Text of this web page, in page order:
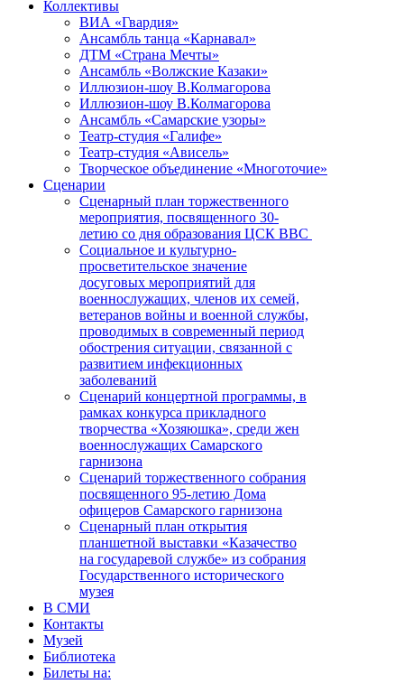
Коллективы
ВИА «Гвардия»
Ансамбль танца «Карнавал»
ДТМ «Страна Мечты»
Ансамбль «Волжские Казаки»
Иллюзион-шоу В.Колмагорова
Иллюзион-шоу В.Колмагорова
Ансамбль «Самарские узоры»
Театр-студия «Галифе»
Театр-студия «Ависель»
Творческое объединение «Многоточие»
Сценарии
Сценарный план торжественного
мероприятия, посвященного 30-
летию со дня образования ЦСК ВВС
Социальное и культурно-
просветительское значение
досуговых мероприятий для
военнослужащих, членов их семей,
ветеранов войны и военной службы,
проводимых в современный период
обострения ситуации, связанной с
развитием инфекционных
заболеваний
Сценарий концертной программы, в
рамках конкурса прикладного
творчества «Хозяюшка», среди жен
военнослужащих Самарского
гарнизона
Сценарий торжественного собрания
посвященного 95-летию Дома
офицеров Самарского гарнизона
Сценарный план открытия
планшетной выставки «Казачество
на государевой службе» из собрания
Государственного исторического
музея
В СМИ
Контакты
Музей
Библиотека
Билеты на: